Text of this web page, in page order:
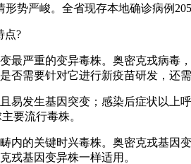
势严峻。全省现存本地确诊病例
点?
最严重的变异毒株。奥密克戎病
需要针对它进行新疫苗研发，还
易发生基因突变；感染后症状以
要流行毒株。
内的关键时兴毒株。奥密克戎基
戎基因变异株一样适用。